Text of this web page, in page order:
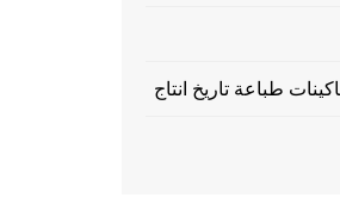
طباعة تاريخ انتاج